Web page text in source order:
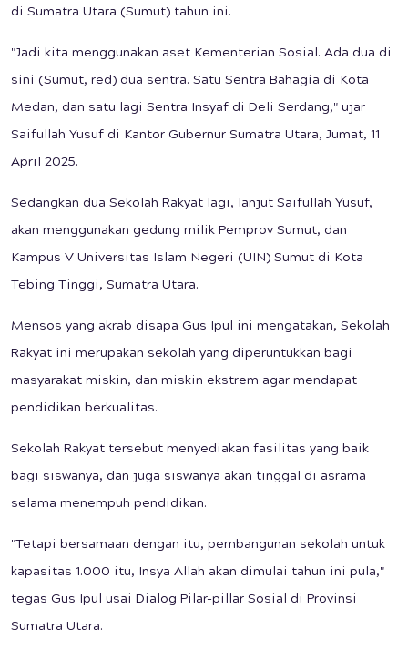
di Sumatra Utara (Sumut) tahun ini.
"Jadi kita menggunakan aset Kementerian Sosial. Ada dua di
sini (Sumut, red) dua sentra. Satu Sentra Bahagia di Kota
Medan, dan satu lagi Sentra Insyaf di Deli Serdang," ujar
Saifullah Yusuf di Kantor Gubernur Sumatra Utara, Jumat, 11
April 2025.
Sedangkan dua Sekolah Rakyat lagi, lanjut Saifullah Yusuf,
akan menggunakan gedung milik Pemprov Sumut, dan
Kampus V Universitas Islam Negeri (UIN) Sumut di Kota
Tebing Tinggi, Sumatra Utara.
Mensos yang akrab disapa Gus Ipul ini mengatakan, Sekolah
Rakyat ini merupakan sekolah yang diperuntukkan bagi
masyarakat miskin, dan miskin ekstrem agar mendapat
pendidikan berkualitas.
Sekolah Rakyat tersebut menyediakan fasilitas yang baik
bagi siswanya, dan juga siswanya akan tinggal di asrama
selama menempuh pendidikan.
"Tetapi bersamaan dengan itu, pembangunan sekolah untuk
kapasitas 1.000 itu, Insya Allah akan dimulai tahun ini pula,"
tegas Gus Ipul usai Dialog Pilar-pillar Sosial di Provinsi
Sumatra Utara.